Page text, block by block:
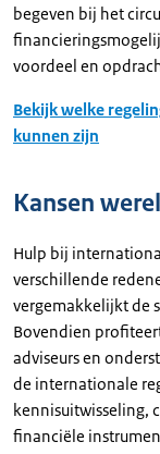
begeven bij het
voordeel en
Bekijk welke
kunnen zijn
Kansen
Hulp bij
verschillende
vergemakkelijkt de
Bovendien
adviseurs en
de internationale
kennisuitwisseling,
financiële